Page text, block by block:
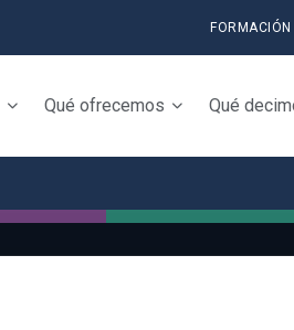
FORMACIÓN
Qué ofrecemos Qué